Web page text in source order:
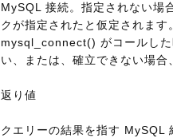
MySQL 接続。指定されない場
クが指定されたと仮定されま
mysql_connect() がコールした
い、または、確立できない場
返り値
クエリーの結果を指す MySQL